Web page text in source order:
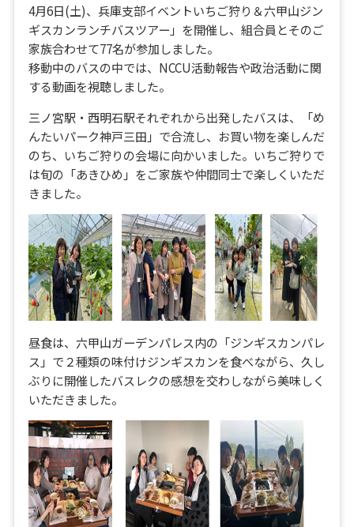
4月6日(土)、兵庫支部イベントいちご狩り＆六甲山ジン
ギスカンランチバスツアー」を開催し、組合員とそのご
家族合わせて77名が参加しました。
移動中のバスの中では、NCCU活動報告や政治活動に関
する動画を視聴しました。
三ノ宮駅・西明石駅それぞれから出発したバスは、「め
んたいパーク神戸三田」で合流し、お買い物を楽しんだ
のち、いちご狩りの会場に向かいました。いちご狩りで
は旬の「あきひめ」をご家族や仲間同士で楽しくいただ
きました。
昼食は、六甲山ガーデンパレス内の「ジンギスカンパレ
ス」で２種類の味付けジンギスカンを食べながら、久し
ぶりに開催したバスレクの感想を交わしながら美味しく
いただきました。